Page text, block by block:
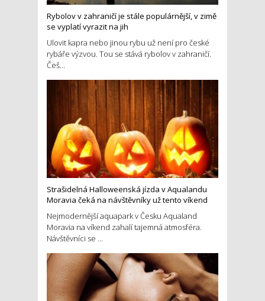
Rybolov v zahraničí je stále populárnější, v zimě
se vyplatí vyrazit na jih
Ulovit kapra nebo jinou rybu už není pro české
rybáře výzvou. Tou se stává rybolov v zahraničí.
Češ...
Strašidelná Halloweenská jízda v Aqualandu
Moravia čeká na návštěvníky už tento víkend
Nejmodernější aquapark v Česku Aqualand
Moravia na víkend zahalí tajemná atmosféra.
Návštěvníci se ...